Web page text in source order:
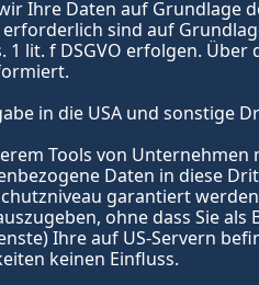
Ihre Daten auf Grundlage
sind auf
1 lit. f DSGVO erfolgen.
in die USA und sonstige
Tools von
Daten in diese
garantiert
ohne dass Sie
Ihre auf US-Servern
keinen Einfluss.